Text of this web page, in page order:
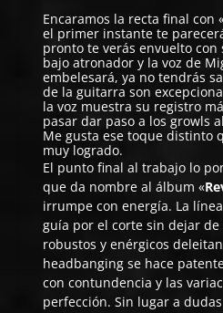
Encaramos la recta final con
el primer instante te
pronto te verás envuelto con
bajo atronador y la voz de
embelesará, ya no tendrás
de la guitarra son
la voz muestra su registro
pasar dar paso a los growls
Me gusta ese toque distinto
muy logrado.
El punto final al trabajo lo
que da nombre al álbum «
irrumpe con energía. La
guía por el corte sin dejar
robustos y enérgicos
headbanging se hace
con contundencia y las
perfección. Sin lugar a